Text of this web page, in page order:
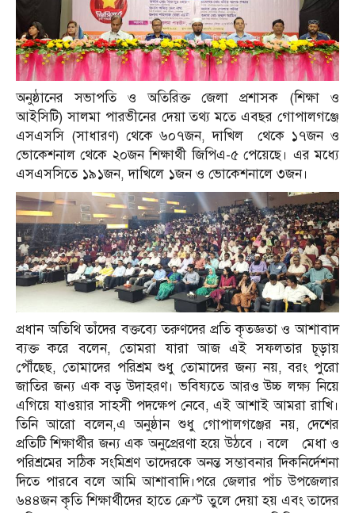
অনুষ্ঠানের সভাপতি ও অতিরিক্ত জেলা প্রশাসক (শিক্ষা ও
আইসিটি) সালমা পারভীনের দেয়া তথ্য মতে এবছর গোপালগঞ্জে
এসএসসি (সাধারণ) থেকে ৬০৭জন, দাখিল থেকে ১৭জন ও
ভোকেশনাল থেকে ২০জন শিক্ষার্থী জিপিএ-৫ পেয়েছে। এর মধ্যে
এসএসসিতে ১৯১জন, দাখিলে ১জন ও ভোকেশনালে ৩জন।
প্রধান অতিথি তাঁদের বক্তব্যে তরুণদের প্রতি কৃতজ্ঞতা ও আশাবাদ
ব্যক্ত করে বলেন, তোমরা যারা আজ এই সফলতার চূড়ায়
পৌঁছেছ, তোমাদের পরিশ্রম শুধু তোমাদের জন্য নয়, বরং পুরো
জাতির জন্য এক বড় উদাহরণ। ভবিষ্যতে আরও উচ্চ লক্ষ্য নিয়ে
এগিয়ে যাওয়ার সাহসী পদক্ষেপ নেবে, এই আশাই আমরা রাখি।
তিনি আরো বলেন,এ অনুষ্ঠান শুধু গোপালগঞ্জের নয়, দেশের
প্রতিটি শিক্ষার্থীর জন্য এক অনুপ্রেরণা হয়ে উঠবে । বলে মেধা ও
পরিশ্রমের সঠিক সংমিশ্রণ তাদেরকে অনন্ত সম্ভাবনার দিকনির্দেশনা
দিতে পারবে বলে আমি আশাবাদি।পরে জেলার পাঁচ উপজেলার
৬৪৪জন কৃতি শিক্ষার্থীদের হাতে ক্রেস্ট তুলে দেয়া হয় এবং তাদের